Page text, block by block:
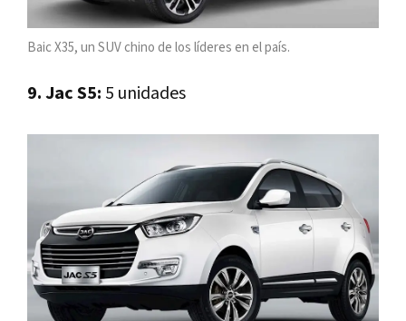
Baic X35, un SUV chino de los líderes en el país.
9. Jac S5: 5 unidades